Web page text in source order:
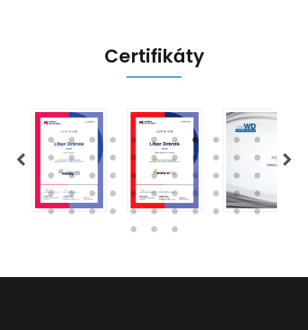
Certifikáty